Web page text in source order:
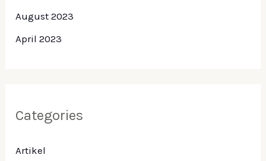
August 2023
April 2023
Categories
Artikel